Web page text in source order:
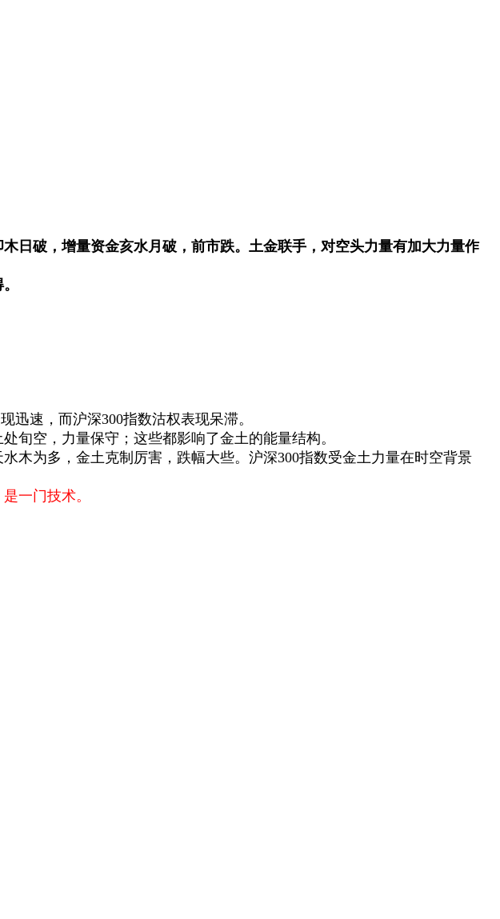
日破，增量资金亥水月破，前市跌。土金联手，对空头力量有加大力量作
迅速，而沪深300指数沽权表现呆滞。
旬空，力量保守；这些都影响了金土的能量结构。
木为多，金土克制厉害，跌幅大些。沪深300指数受金土力量在时空背景
一门技术。